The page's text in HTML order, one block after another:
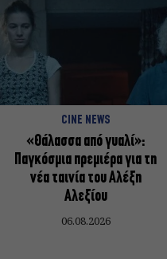
CINE NEWS
«Θάλασσα από γυαλί»:
Παγκόσμια πρεμιέρα για τη
νέα ταινία του Αλέξη
Αλεξίου
06.08.2026